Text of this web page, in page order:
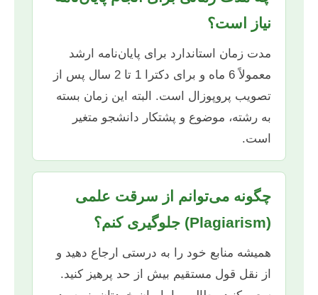
نیاز است؟
مدت زمان استاندارد برای پایان‌نامه ارشد
معمولاً 6 ماه و برای دکترا 1 تا 2 سال پس از
تصویب پروپوزال است. البته این زمان بسته
به رشته، موضوع و پشتکار دانشجو متغیر
است.
چگونه می‌توانم از سرقت علمی
(Plagiarism) جلوگیری کنم؟
همیشه منابع خود را به درستی ارجاع دهید و
از نقل قول مستقیم بیش از حد پرهیز کنید.